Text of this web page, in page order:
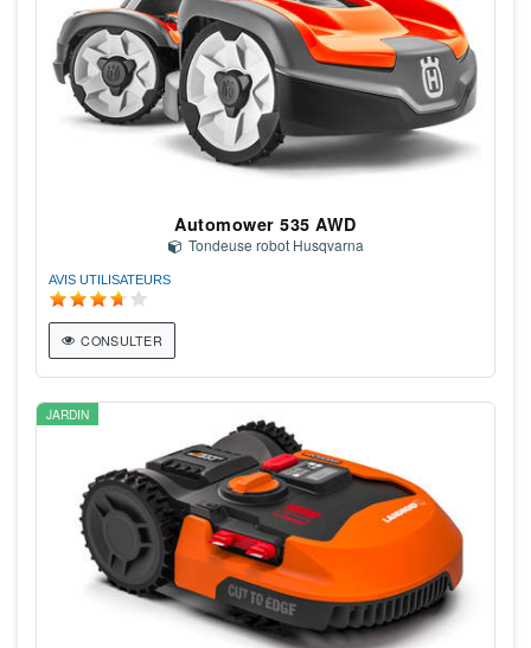
Automower 535 AWD
Tondeuse robot Husqvarna
AVIS UTILISATEURS
CONSULTER
JARDIN